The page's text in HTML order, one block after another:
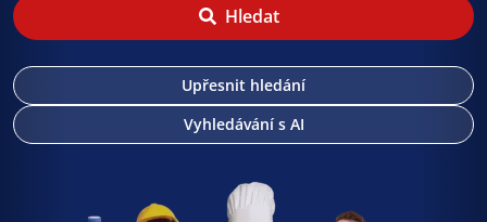
Hledat
Upřesnit hledání
Vyhledávání s AI